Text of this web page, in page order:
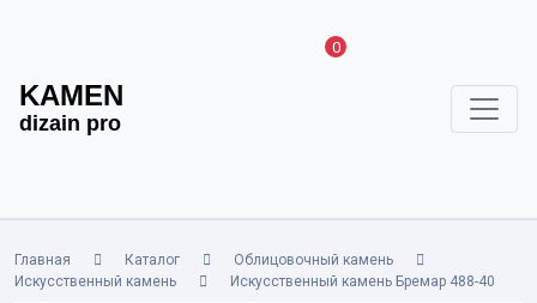
KAMEN
dizain pro
0
Главная Каталог
Облицовочный камень
Искусственный камень
Искусственный камень Бремар 488-40